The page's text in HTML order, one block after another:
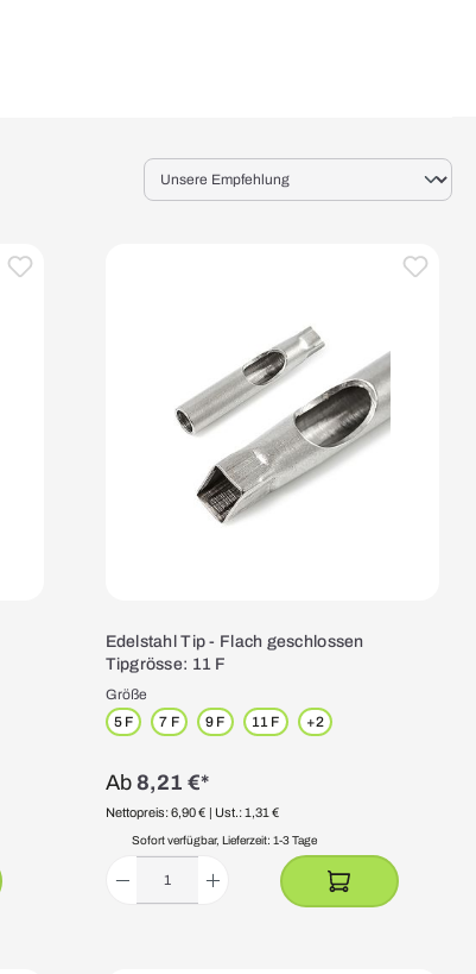
Edelstahl Tip - Flach geschlossen
Tipgrösse: 11 F
Größe
5 F
7 F 9 F 11 F +2
Ab 8,21 €*
Nettopreis: 6,90 € | Ust.: 1,31 €
Sofort verfügbar, Lieferzeit: 1-3 Tage